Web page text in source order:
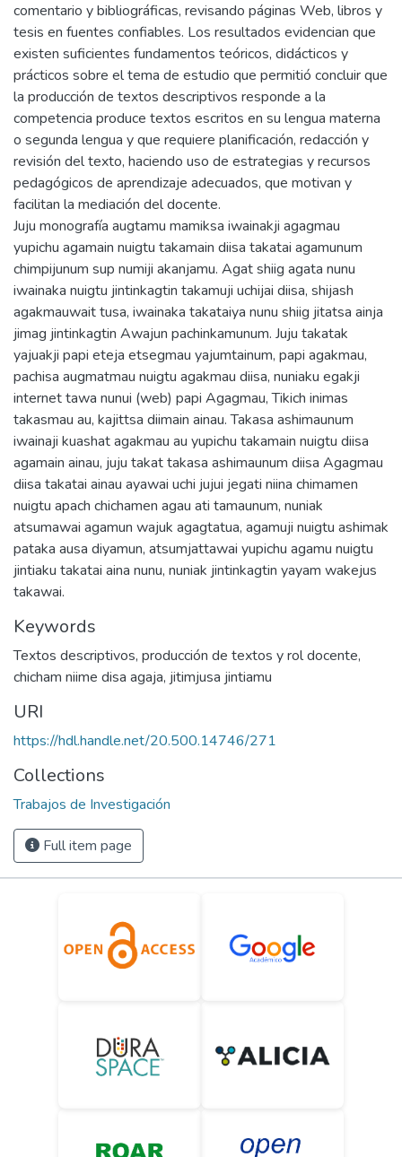
comentario y bibliográficas, revisando páginas Web, libros y
tesis en fuentes confiables. Los resultados evidencian que
existen suficientes fundamentos teóricos, didácticos y
prácticos sobre el tema de estudio que permitió concluir que
la producción de textos descriptivos responde a la
competencia produce textos escritos en su lengua materna
o segunda lengua y que requiere planificación, redacción y
revisión del texto, haciendo uso de estrategias y recursos
pedagógicos de aprendizaje adecuados, que motivan y
facilitan la mediación del docente.
Juju monografía augtamu mamiksa iwainakji agagmau
yupichu agamain nuigtu takamain diisa takatai agamunum
chimpijunum sup numiji akanjamu. Agat shiig agata nunu
iwainaka nuigtu jintinkagtin takamuji uchijai diisa, shijash
agakmauwait tusa, iwainaka takataiya nunu shiig jitatsa ainja
jimag jintinkagtin Awajun pachinkamunum. Juju takatak
yajuakji papi eteja etsegmau yajumtainum, papi agakmau,
pachisa augmatmau nuigtu agakmau diisa, nuniaku egakji
internet tawa nunui (web) papi Agagmau, Tikich inimas
takasmau au, kajittsa diimain ainau. Takasa ashimaunum
iwainaji kuashat agakmau au yupichu takamain nuigtu diisa
agamain ainau, juju takat takasa ashimaunum diisa Agagmau
diisa takatai ainau ayawai uchi jujui jegati niina chimamen
nuigtu apach chichamen agau ati tamaunum, nuniak
atsumawai agamun wajuk agagtatua, agamuji nuigtu ashimak
pataka ausa diyamun, atsumjattawai yupichu agamu nuigtu
jintiaku takatai aina nunu, nuniak jintinkagtin yayam wakejus
takawai.
Keywords
Textos descriptivos, producción de textos y rol docente,
chicham niime disa agaja, jitimjusa jintiamu
URI
https://hdl.handle.net/20.500.14746/271
Collections
Trabajos de Investigación
Full item page